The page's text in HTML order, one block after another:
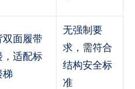
双面履带
，适配标
梯
无强制要
求，需符合
结构安全标
准